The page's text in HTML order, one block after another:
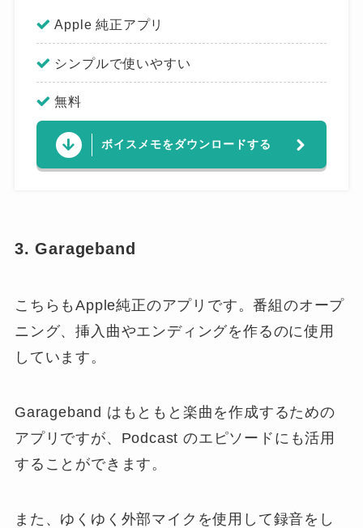
Apple 純正アプリ
シンプルで使いやすい
無料
ボイスメモをダウンロードする
3. Garageband
こちらもApple純正のアプリです。番組のオープ
ニング、挿入曲やエンディングを作るのに使用
しています。
Garageband はもともと楽曲を作成するための
アプリですが、Podcast のエピソードにも活用
することができます。
また、ゆくゆく外部マイクを使用して録音をし